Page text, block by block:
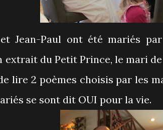
Jean-Paul ont été mariés
extrait du Petit Prince, le mari
lire 2 poèmes choisis par les
se sont dit OUI pour la vie.